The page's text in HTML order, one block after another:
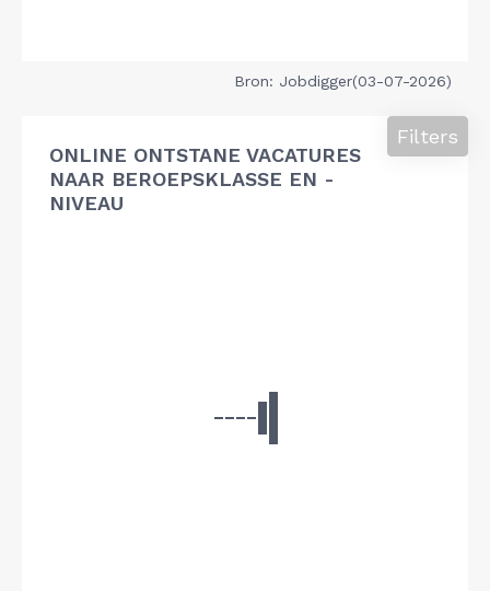
Bron: Jobdigger(03-07-2026)
ONLINE ONTSTANE VACATURES
NAAR BEROEPSKLASSE EN -
NIVEAU
Filters